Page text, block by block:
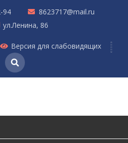
94
8623717@mail.ru
ул.Ленина, 86
Версия для слабовидящих